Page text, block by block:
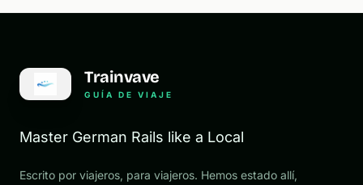
Trainvave
GUÍA DE VIAJE
Master German Rails like a Local
Escrito por viajeros, para viajeros. Hemos estado allí,